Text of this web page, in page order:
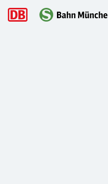
Hauptnavigation